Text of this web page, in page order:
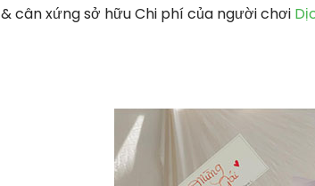
& cân xứng sở hữu Chi phí của người chơi